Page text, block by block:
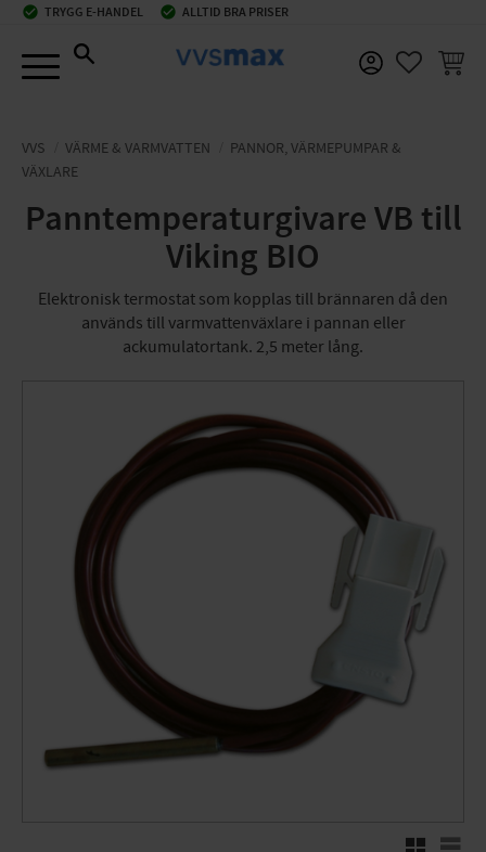
check_circle TRYGG E-HANDEL check_circle ALLTID BRA PRISER
VVS VÄRME & VARMVATTEN
PANNOR, VÄRMEPUMPAR &
VÄXLARE
Panntemperaturgivare VB till
Viking BIO
Elektronisk termostat som kopplas till brännaren då den
används till varmvattenväxlare i pannan eller
ackumulatortank. 2,5 meter lång.
Rutnätsvy